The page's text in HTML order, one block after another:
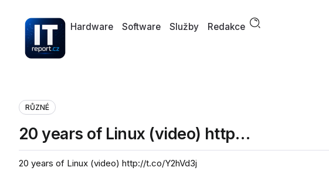
Hardware Software Služby Redakce
RŮZNÉ
20 years of Linux (video) http…
20 years of Linux (video) http://t.co/Y2hVd3j